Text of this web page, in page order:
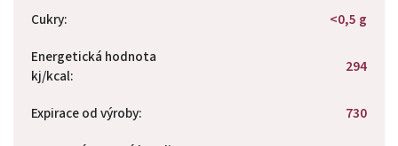
Cukry:
<0,5 g
Energetická hodnota
kj/kcal: 294
Expirace od výroby:
730